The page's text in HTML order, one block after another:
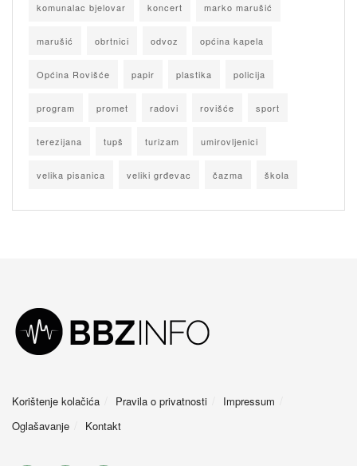
komunalac bjelovar koncert marko marušić
marušić obrtnici odvoz općina kapela
Općina Rovišće papir plastika policija
program promet radovi rovišće sport
terezijana tupš turizam umirovljenici
velika pisanica veliki grđevac čazma škola
Korištenje kolačića Pravila o privatnosti
Impressum
Oglašavanje
Kontakt